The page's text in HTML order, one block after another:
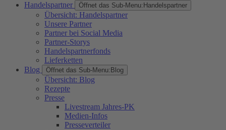
Handelspartner
Öffnet das Sub-Menu: Handelspartner
Übersicht: Handelspartner
Unsere Partner
Partner bei Social Media
Partner-Storys
Handelspartnerfonds
Lieferketten
Blog
Öffnet das Sub-Menu: Blog
Übersicht: Blog
Rezepte
Presse
Livestream Jahres-PK
Medien-Infos
Presseverteiler